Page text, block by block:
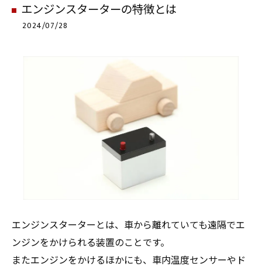
エンジンスターターの特徴とは
2024/07/28
エンジンスターターとは、車から離れていても遠隔でエ
ンジンをかけられる装置のことです。
またエンジンをかけるほかにも、車内温度センサーやド